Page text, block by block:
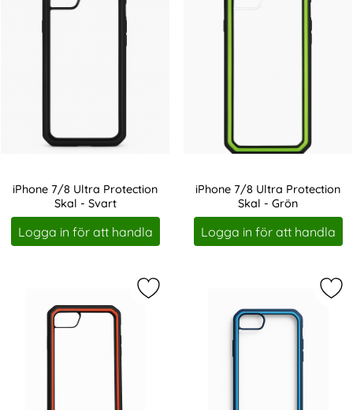
iPhone 7/8 Ultra Protection
Skal - Svart
Art. nr 238375
Logga in för att handla
iPhone 7/8 Ultra Protection
Skal - Grön
Art. nr 238376
Logga in för att handla
Markera iPhone 7/8 Ultra